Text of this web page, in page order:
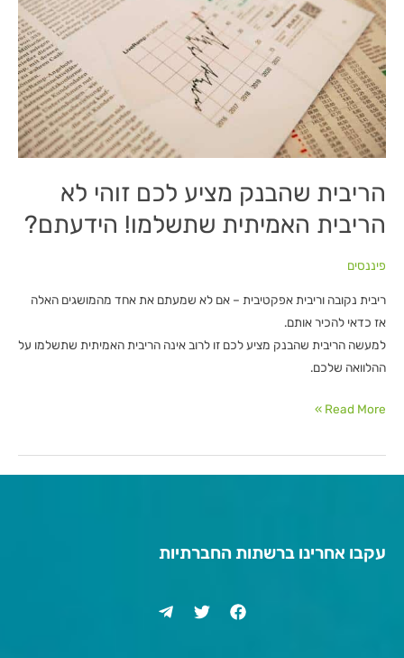
הריבית שהבנק מציע לכם זוהי לא
הריבית האמיתית שתשלמו! הידעתם?
פיננסים
ריבית נקובה וריבית אפקטיבית – אם לא שמעתם את אחד מהמושגים האלה
אז כדאי להכיר אותם.
למעשה הריבית שהבנק מציע לכם זו לרוב אינה הריבית האמיתית שתשלמו על
ההלוואה שלכם.
זוהי
לא
הריבית
האמיתית
שתשלמו!
הידעתם?
Read More »
עקבו אחרינו ברשתות החברתיות